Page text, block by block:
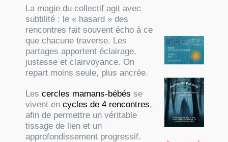
La magie du collectif agit avec
subtilité : le « hasard » des
rencontres fait souvent écho à ce
que chacune traverse. Les
partages apportent éclairage,
justesse et clairvoyance. On
repart moins seule, plus ancrée.
Lescercles mamans-bébés se
vivent encycles de 4 rencontres,
afin de permettre un véritable
tissage de lien et un
approfondissement progressif.